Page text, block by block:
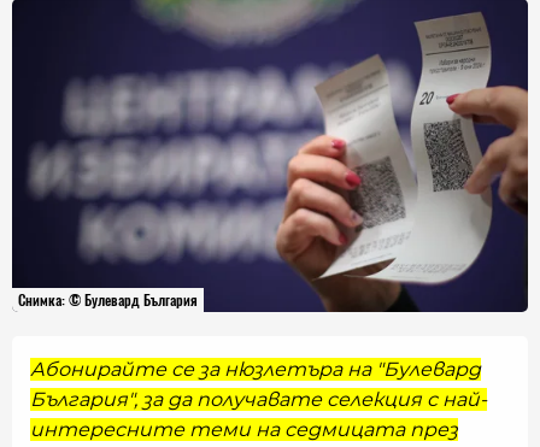
Снимка: © Булевард България
Абонирайте се за нюзлетъра на "Булевард
България", за да получавате селекция с най-
интересните теми на седмицата през